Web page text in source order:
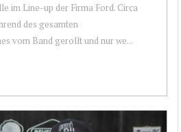
im Line-up der Firma Ford. Circa
des gesamten
vom Band gerollt und nur we...